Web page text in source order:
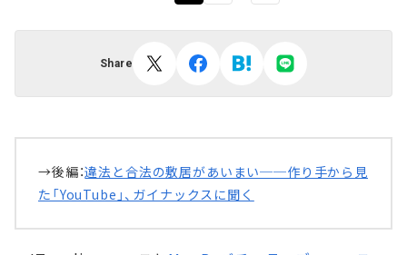
Share
→後編：違法と合法の敷居があいまい──作り手から見
た「YouTube」、ガイナックスに聞く